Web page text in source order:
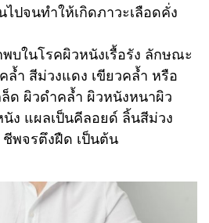
ปจนทำให้เกิดภาวะเลือดคั่ง
บในโรคผิวหนังเรื้อรัง ลักษณะ
ล้ำ สีม่วงแดง เขียวคล้ำ หรือ
ด ผิวดำคล้ำ ผิวหนังหนาผิว
ง แผลเป็นคีลอยด์ ลิ้นสีม่วง
พจรตึงฝืด เป็นต้น